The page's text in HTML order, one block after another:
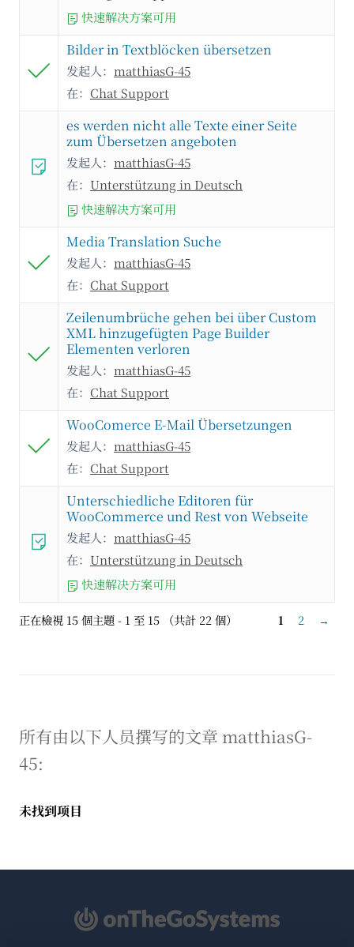
快速解决方案可用
Bilder in Textblöcken übersetzen
发起人： matthiasG-45
在： Chat Support
es werden nicht alle Texte einer Seite
zum Übersetzen angeboten
发起人： matthiasG-45
在： Unterstützung in Deutsch
快速解决方案可用
Media Translation Suche
发起人： matthiasG-45
在： Chat Support
Zeilenumbrüche gehen bei über Custom
XML hinzugefügten Page Builder
Elementen verloren
发起人： matthiasG-45
在： Chat Support
WooComerce E-Mail Übersetzungen
发起人： matthiasG-45
在： Chat Support
Unterschiedliche Editoren für
WooCommerce und Rest von Webseite
发起人： matthiasG-45
在： Unterstützung in Deutsch
快速解决方案可用
正在檢視 15 個主題 - 1 至 15 （共計 22 個） 1 2 →
所有由以下人员撰写的文章 matthiasG-
45:
未找到项目